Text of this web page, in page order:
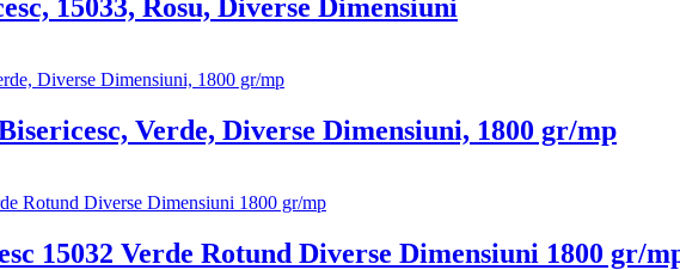
15033, Rosu, Diverse Dimensiuni
Verde, Diverse Dimensiuni, 1800 gr/mp
15032 Verde Rotund Diverse Dimensiuni 1800 gr/